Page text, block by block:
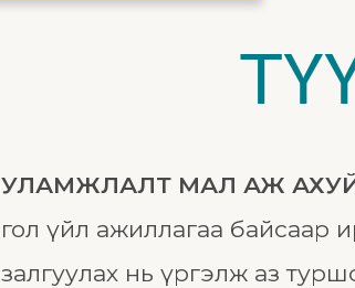
УЛАМЖЛАЛТ МАЛ АЖ
гол үйл ажиллагаа байсаар
залгуулах нь үргэлж аз